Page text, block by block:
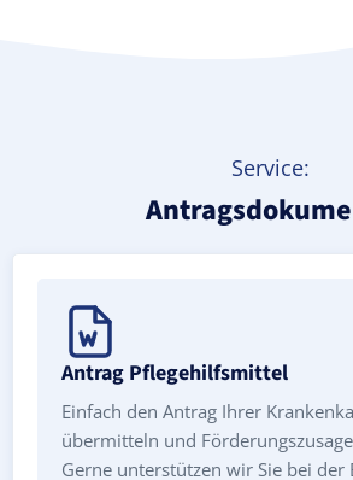
Service:
Antrag Pflegehilfsmittel
Einfach den Antrag Ihrer
übermitteln und
Gerne unterstützen wir Sie bei der